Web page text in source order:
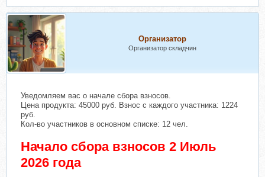
Организатор
Организатор складчин
Уведомляем вас о начале сбора взносов.
Цена продукта: 45000 руб. Взнос с каждого участника: 1224
руб.
Кол-во участников в основном списке: 12 чел.
Начало сбора взносов 2 Июль
2026 года